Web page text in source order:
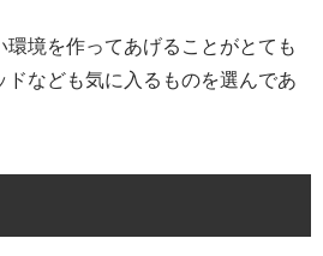
環境を作ってあげることがとても
ドなども気に入るものを選んであ